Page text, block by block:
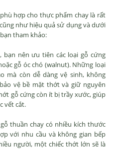
hợp cho thực phẩm chay là rất
như hiệu quả sử dụng và dưới
tham khảo:
bạn nên ưu tiên các loại gỗ cứng
gỗ óc chó (walnut). Những loại
mà còn dễ dàng vệ sinh, không
vệ bề mặt thớt và giữ nguyên
gỗ cứng còn ít bị trầy xước, giúp
vết cắt.
thuần chay có nhiều kích thước
với nhu cầu và không gian bếp
người, một chiếc thớt lớn sẽ là